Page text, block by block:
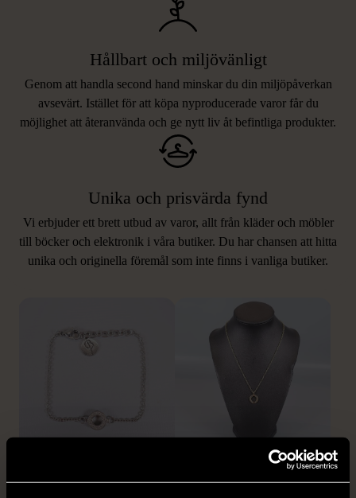
Hållbart och miljövänligt
Genom att handla second hand minskar du din miljöpåverkan
avsevärt. Istället för att köpa nyproducerade varor får du
möjlighet att återanvända och ge nytt liv åt befintliga produkter.
Unika och prisvärda fynd
Vi erbjuder ett brett utbud av varor, allt från kläder och möbler
till böcker och elektronik i våra butiker. Du har chansen att hitta
unika och originella föremål som inte finns i vanliga butiker.
LIKNANDE PRODUKTER
Hitta produkter som påminner om denna